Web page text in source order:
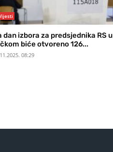
dan izbora za predsjednika RS u
biće otvoreno 126...
08:29